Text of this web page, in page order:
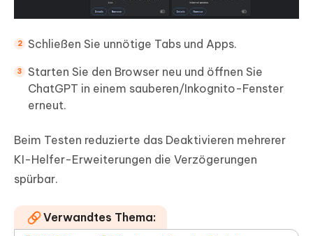
Schließen Sie unnötige Tabs und Apps.
Starten Sie den Browser neu und öffnen Sie
ChatGPT in einem sauberen/Inkognito-Fenster
erneut.
Beim Testen reduzierte das Deaktivieren mehrerer
KI-Helfer-Erweiterungen die Verzögerungen
spürbar.
Verwandtes Thema: